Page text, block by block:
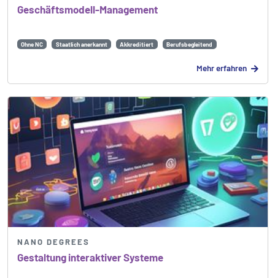
Geschäftsmodell-Management
Ohne NC Staatlich anerkannt Akkreditiert Berufsbegleitend
Mehr erfahren
Gestaltung interaktiver Systeme
NANO DEGREES